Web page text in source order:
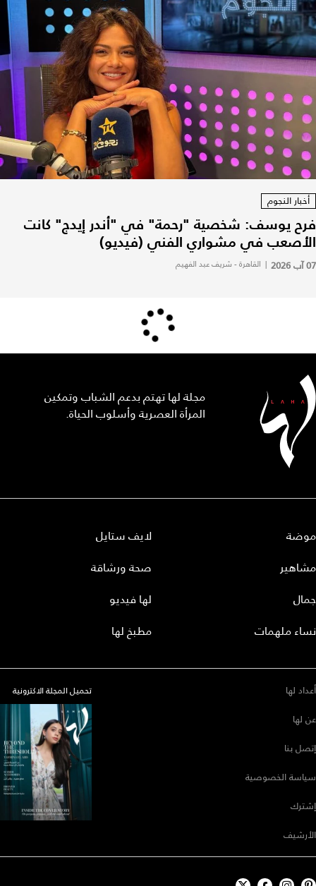
أخبار النجوم
فرح يوسف: شخصية "رحمة" في "أندر إيدج" كانت
الأصعب في مشواري الفني (فيديو)
07 آب 2026 | القاهرة - شريف عبد الفهيم
مجلة لها تهتم بدعم الشباب وتمكين
المرأة العصرية وأسلوب الحياة.
موضة
مشاهير
جمال
نساء ملهمات
لايف ستايل
صحة ورشاقة
لها فيديو
مطبخ لها
أعداد لها
عن لها
إتصل بنا
سياسة الخصوصية
إشترك
الأرشيف
تحميل المجلة الاكترونية